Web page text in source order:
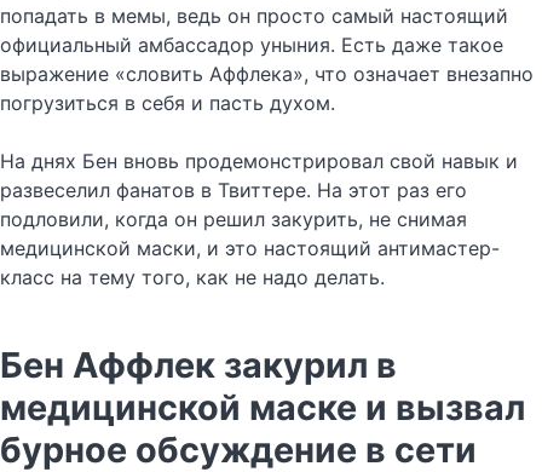
попадать в мемы, ведь он просто самый настоящий
официальный амбассадор уныния. Есть даже такое
выражение «словить Аффлека», что означает внезапно
погрузиться в себя и пасть духом.
На днях Бен вновь продемонстрировал свой навык и
развеселил фанатов в Твиттере. На этот раз его
подловили, когда он решил закурить, не снимая
медицинской маски, и это настоящий антимастер-
класс на тему того, как не надо делать.
Бен Аффлек закурил в
медицинской маске и вызвал
бурное обсуждение в сети